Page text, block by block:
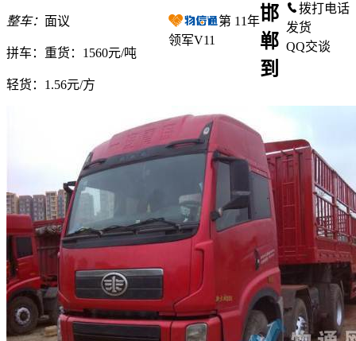
整车： 面议
拼车： 重货：1560元/吨
轻货： 1.56元/方
第 11年
领军V11
拨打电话
发货
QQ交谈
邯
郸
到